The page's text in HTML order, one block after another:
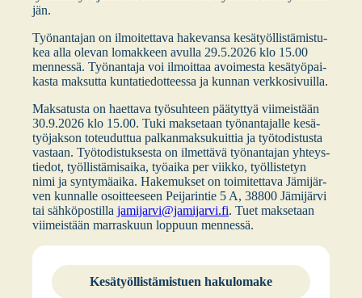
jän.
Työ­nan­ta­jan on ilmoi­tet­ta­va hake­van­sa kesä­työl­lis­tä­mis­tu­
kea alla ole­van lomak­keen avul­la 29.5.2026 klo 15.00
men­nes­sä. Työ­nan­ta­ja voi ilmoit­taa avoi­mes­ta kesä­työ­pai­
kas­ta mak­sut­ta kun­ta­tie­dot­tees­sa ja kun­nan verk­ko­si­vuil­la.
Mak­sa­tus­ta on haet­ta­va työ­suh­teen pää­tyt­tyä vii­meis­tään
30.9.2026 klo 15.00. Tuki mak­se­taan työ­nan­ta­jal­le kesä­
työ­jak­son toteu­dut­tua pal­kan­mak­su­kuit­tia ja työ­to­dis­tus­ta
vas­taan. Työ­to­dis­tuk­ses­ta on ilmet­tä­vä työ­nan­ta­jan yhteys­
tie­dot, työl­lis­tä­mi­sai­ka, työ­ai­ka per viik­ko, työl­lis­te­tyn
nimi ja syn­ty­mä­ai­ka. Hake­muk­set on toi­mi­tet­ta­va Jämi­jär­
ven kun­nal­le osoit­tee­seen Pei­ja­rin­tie 5 A, 38800 Jämi­jär­vi
tai säh­kö­pos­til­la jamijarvi@jamijarvi.fi. Tuet mak­se­taan
vii­meis­tään mar­ras­kuun lop­puun men­nes­sä.
Kesä­työl­lis­tä­mis­tuen haku­lo­ma­ke